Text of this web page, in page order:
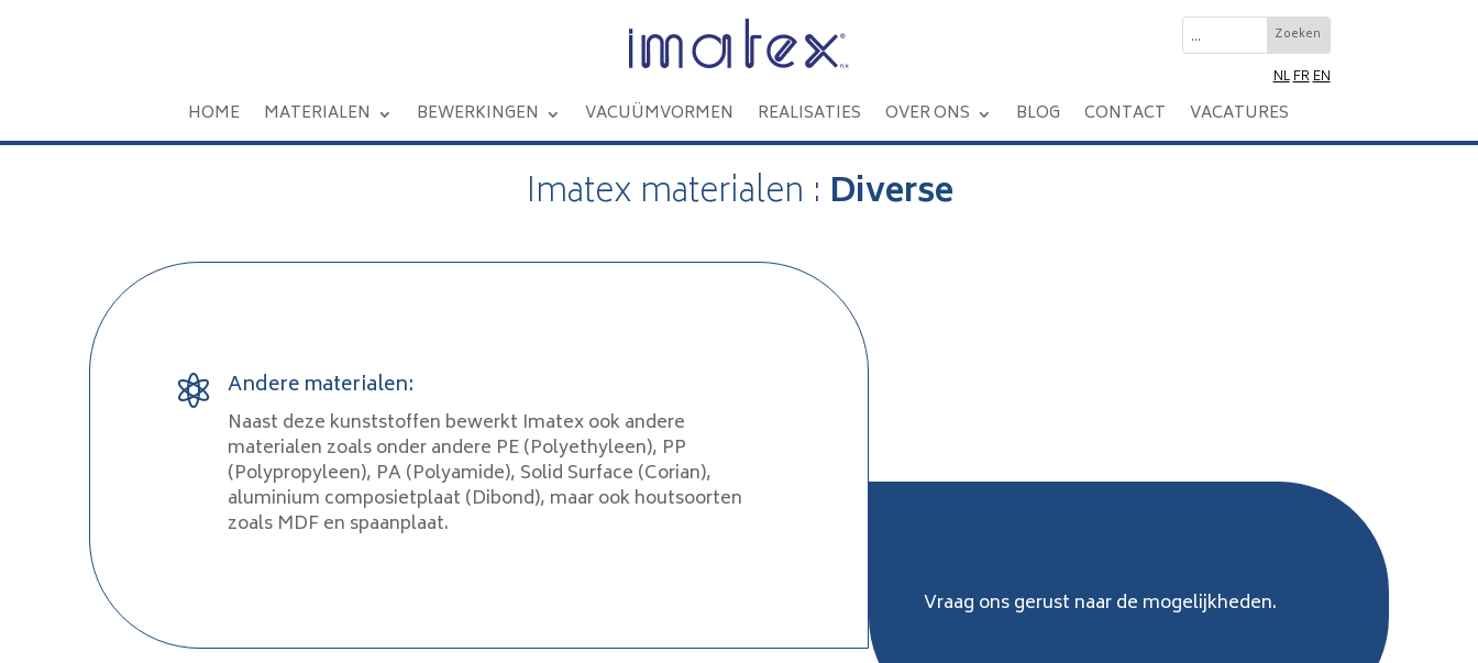
NLFREN
HOME MATERIALEN BEWERKINGEN VACUÜMVORMEN REALISATIES OVER ONS BLOG CONTACT VACATURES
Imatex materialen : Diverse
 Andere materialen:
Naast deze kunststoffen bewerkt Imatex ook andere
materialen zoals onder andere PE (Polyethyleen), PP
(Polypropyleen), PA (Polyamide), Solid Surface (Corian),
aluminium composietplaat (Dibond), maar ook houtsoorten
zoals MDF en spaanplaat.
Vraag ons gerust naar de mogelijkheden.